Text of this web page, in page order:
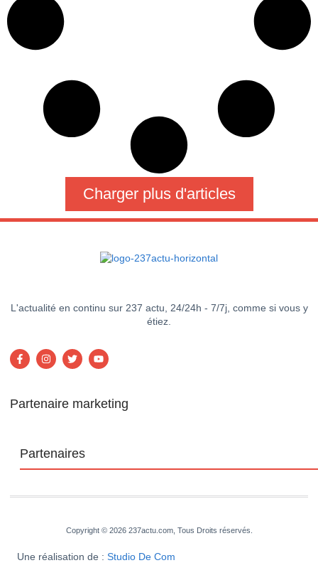
Charger plus d'articles
L'actualité en continu sur 237 actu, 24/24h - 7/7j, comme si vous y
étiez.
Partenaire marketing
Partenaires
Copyright © 2026 237actu.com, Tous Droits réservés.
Une réalisation de : Studio De Com